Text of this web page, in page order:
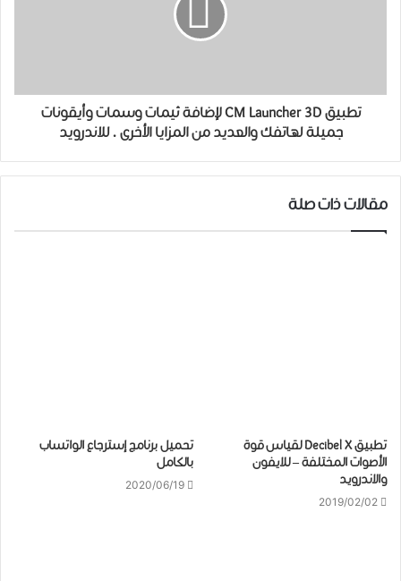
تطبيق CM Launcher 3D لإضافة ثيمات وسمات وأيقونات
جميلة لهاتفك والعديد من المزايا الأخرى . للاندرويد
مقالات ذات صلة
تطبيق Decibel X لقياس قوة
الأصوات المختلفة – للايفون
والاندرويد
2019/02/02
تحميل برنامج إسترجاع الواتساب
بالكامل
2020/06/19